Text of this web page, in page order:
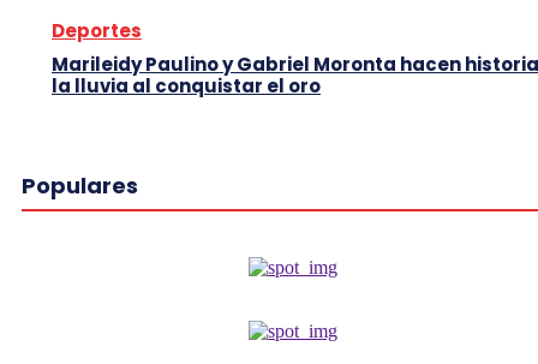
Deportes
Marileidy Paulino y Gabriel Moronta hacen
la lluvia al conquistar el oro
Populares